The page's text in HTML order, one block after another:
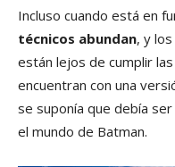
Incluso cuando está en
técnicos abundan, y
están lejos de cumplir
encuentran con una
se suponía que debía
el mundo de Batman.